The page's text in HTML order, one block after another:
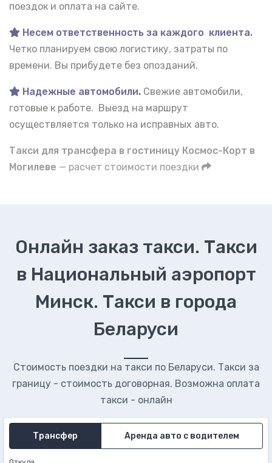
поездок и оплата на сайте.
Несем ответственность за каждого клиента.
Четко планируем свою логистику, затраты по
времени. Вы прибудете без опозданий.
Надежные автомобили. Свежие автомобили,
готовые к работе. Выезд на маршрут
осуществляется только на исправных авто.
Такси для трансфера в гостиницу Космос-Корт в
Могилеве — расчет стоимости поездки
Онлайн заказ такси. Такси
в Национальный аэропорт
Минск. Такси в города
Беларуси
Стоимость поездки на такси по Беларуси. Такси за
границу - стоимость договорная. Возможна оплата
такси - онлайн
Трансфер Аренда авто с водителем